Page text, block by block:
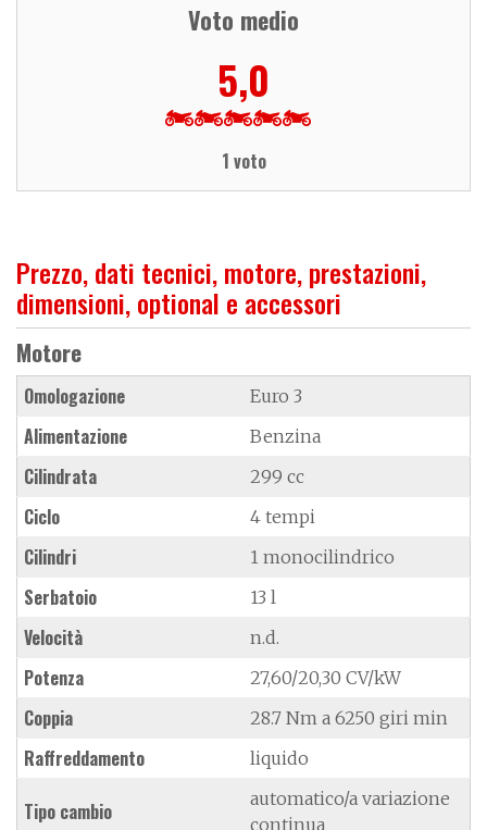
Voto medio
5,0
1 voto
Prezzo, dati tecnici, motore, prestazioni,
dimensioni, optional e accessori
Motore
Omologazione Euro 3
Alimentazione Benzina
Cilindrata 299 cc
Ciclo 4 tempi
Cilindri 1 monocilindrico
Serbatoio 13 l
Velocità n.d.
Potenza 27,60/20,30 CV/kW
Coppia 28.7 Nm a 6250 giri min
Raffreddamento liquido
Tipo cambio
automatico/a variazione
continua